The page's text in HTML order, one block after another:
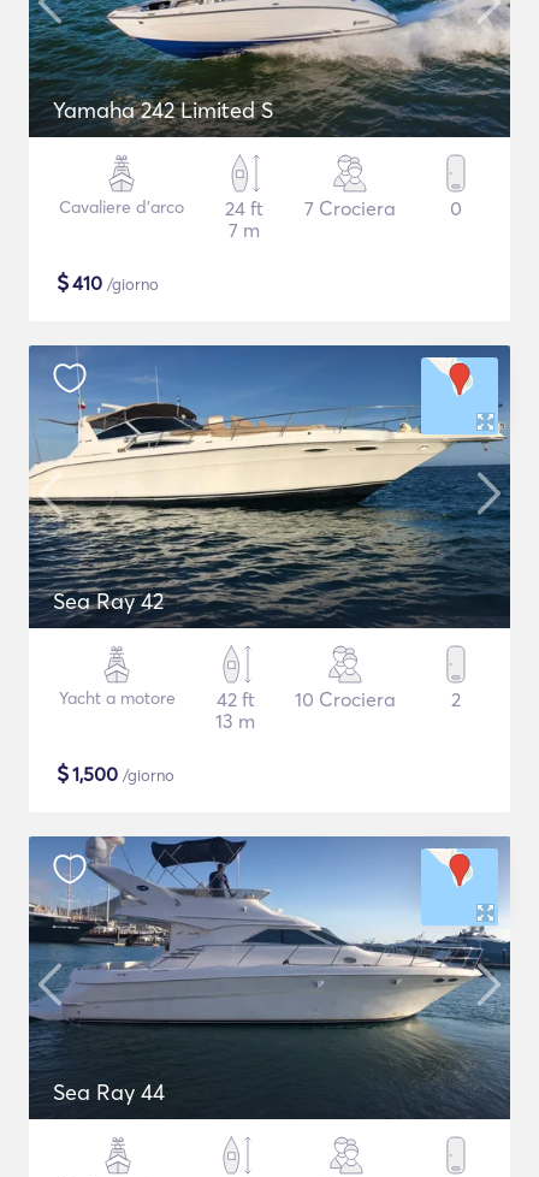
Yamaha 242 Limited S
Cavaliere d'arco
24 ft
7 m
7 Crociera 0
$410 /giorno
Sea Ray 42
Yacht a motore
42 ft
13 m
10 Crociera 2
$1,500 /giorno
Sea Ray 44